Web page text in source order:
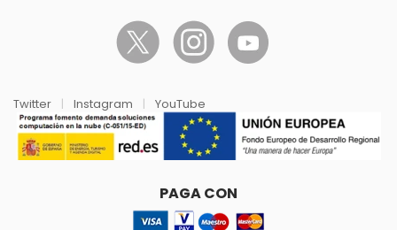
Twitter | Instagram | YouTube
PAGA CON